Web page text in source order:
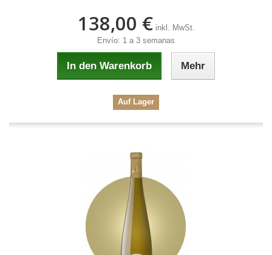
138,00 € inkl. MwSt.
Envío: 1 a 3 semanas
In den Warenkorb Mehr
Auf Lager